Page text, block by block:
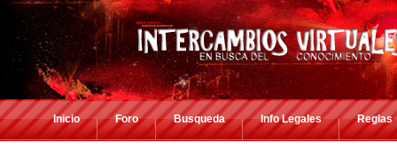
Inicio Foro Busqueda Info Legales Reglas